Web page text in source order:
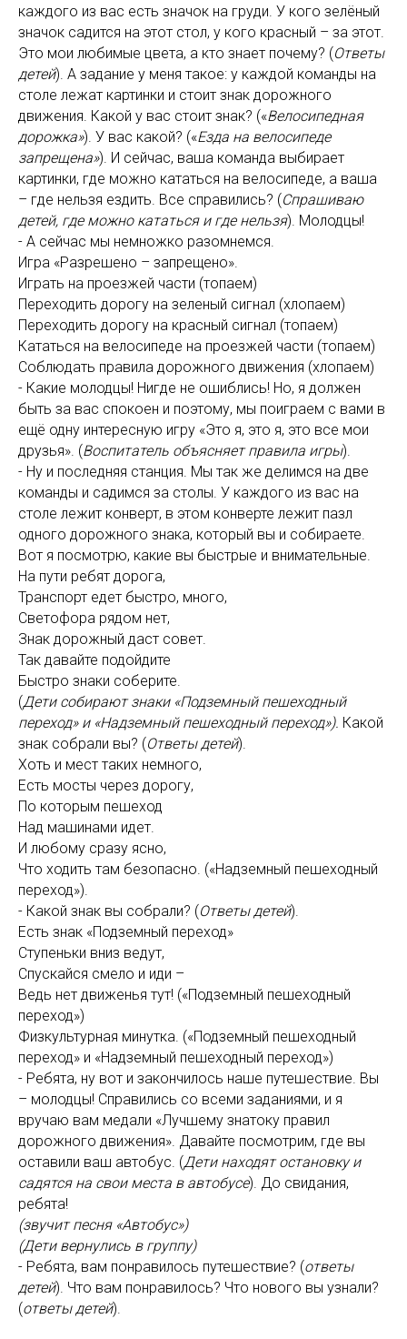
каждого из вас есть значок на груди. У кого зелёный
значок садится на этот стол, у кого красный – за этот.
Это мои любимые цвета, а кто знает почему? (Ответы
детей). А задание у меня такое: у каждой команды на
столе лежат картинки и стоит знак дорожного
движения. Какой у вас стоит знак? («Велосипедная
дорожка»). У вас какой? («Езда на велосипеде
запрещена»). И сейчас, ваша команда выбирает
картинки, где можно кататься на велосипеде, а ваша
– где нельзя ездить. Все справились? (Спрашиваю
детей, где можно кататься и где нельзя). Молодцы!
- А сейчас мы немножко разомнемся.
Игра «Разрешено – запрещено».
Играть на проезжей части (топаем)
Переходить дорогу на зеленый сигнал (хлопаем)
Переходить дорогу на красный сигнал (топаем)
Кататься на велосипеде на проезжей части (топаем)
Соблюдать правила дорожного движения (хлопаем)
- Какие молодцы! Нигде не ошиблись! Но, я должен
быть за вас спокоен и поэтому, мы поиграем с вами в
ещё одну интересную игру «Это я, это я, это все мои
друзья». (Воспитатель объясняет правила игры).
- Ну и последняя станция. Мы так же делимся на две
команды и садимся за столы. У каждого из вас на
столе лежит конверт, в этом конверте лежит пазл
одного дорожного знака, который вы и собираете.
Вот я посмотрю, какие вы быстрые и внимательные.
На пути ребят дорога,
Транспорт едет быстро, много,
Светофора рядом нет,
Знак дорожный даст совет.
Так давайте подойдите
Быстро знаки соберите.
(Дети собирают знаки «Подземный пешеходный
переход» и «Надземный пешеходный переход»). Какой
знак собрали вы? (Ответы детей).
Хоть и мест таких немного,
Есть мосты через дорогу,
По которым пешеход
Над машинами идет.
И любому сразу ясно,
Что ходить там безопасно. («Надземный пешеходный
переход»).
- Какой знак вы собрали? (Ответы детей).
Есть знак «Подземный переход»
Ступеньки вниз ведут,
Спускайся смело и иди –
Ведь нет движенья тут! («Подземный пешеходный
переход»)
Физкультурная минутка. («Подземный пешеходный
переход» и «Надземный пешеходный переход»)
- Ребята, ну вот и закончилось наше путешествие. Вы
– молодцы! Справились со всеми заданиями, и я
вручаю вам медали «Лучшему знатоку правил
дорожного движения». Давайте посмотрим, где вы
оставили ваш автобус. (Дети находят остановку и
садятся на свои места в автобусе). До свидания,
ребята!
(звучит песня «Автобус»)
(Дети вернулись в группу)
- Ребята, вам понравилось путешествие? (ответы
детей). Что вам понравилось? Что нового вы узнали?
(ответы детей).